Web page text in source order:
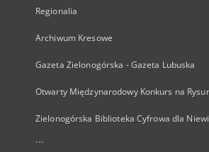
Regionalia
Archiwum Kresowe
Gazeta Zielonogórska - Gazeta Lubuska
Otwarty Międzynarodowy Konkurs na
Zielonogórska Biblioteka Cyfrowa dla
...